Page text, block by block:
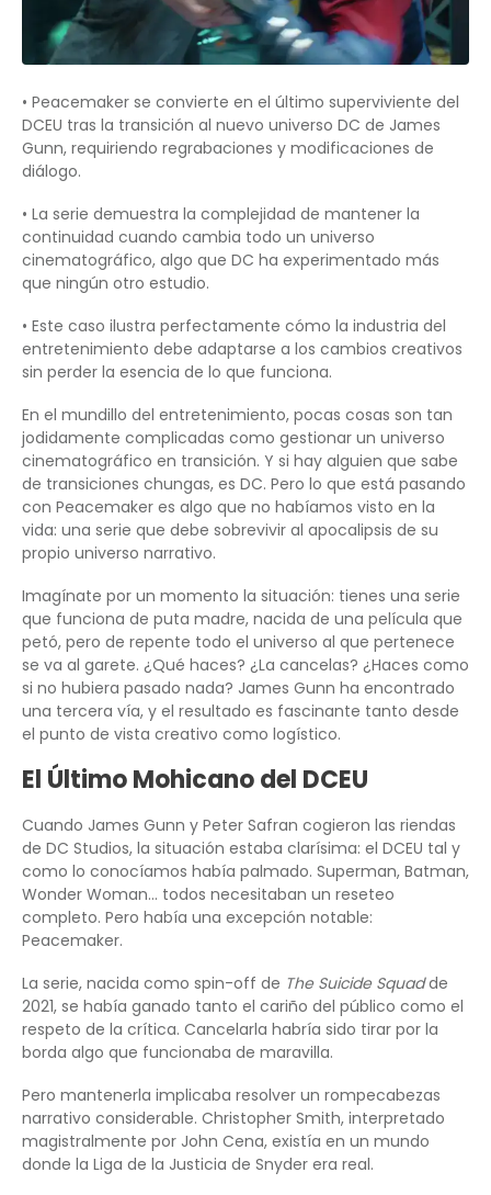
• Peacemaker se convierte en el último superviviente del
DCEU tras la transición al nuevo universo DC de James
Gunn, requiriendo regrabaciones y modificaciones de
diálogo.
• La serie demuestra la complejidad de mantener la
continuidad cuando cambia todo un universo
cinematográfico, algo que DC ha experimentado más
que ningún otro estudio.
• Este caso ilustra perfectamente cómo la industria del
entretenimiento debe adaptarse a los cambios creativos
sin perder la esencia de lo que funciona.
En el mundillo del entretenimiento, pocas cosas son tan
jodidamente complicadas como gestionar un universo
cinematográfico en transición. Y si hay alguien que sabe
de transiciones chungas, es DC. Pero lo que está pasando
con Peacemaker es algo que no habíamos visto en la
vida: una serie que debe sobrevivir al apocalipsis de su
propio universo narrativo.
Imagínate por un momento la situación: tienes una serie
que funciona de puta madre, nacida de una película que
petó, pero de repente todo el universo al que pertenece
se va al garete. ¿Qué haces? ¿La cancelas? ¿Haces como
si no hubiera pasado nada? James Gunn ha encontrado
una tercera vía, y el resultado es fascinante tanto desde
el punto de vista creativo como logístico.
El Último Mohicano del DCEU
Cuando James Gunn y Peter Safran cogieron las riendas
de DC Studios, la situación estaba clarísima: el DCEU tal y
como lo conocíamos había palmado. Superman, Batman,
Wonder Woman… todos necesitaban un reseteo
completo. Pero había una excepción notable:
Peacemaker.
La serie, nacida como spin-off de The Suicide Squadde
2021, se había ganado tanto el cariño del público como el
respeto de la crítica. Cancelarla habría sido tirar por la
borda algo que funcionaba de maravilla.
Pero mantenerla implicaba resolver un rompecabezas
narrativo considerable. Christopher Smith, interpretado
magistralmente por John Cena, existía en un mundo
donde la Liga de la Justicia de Snyder era real.